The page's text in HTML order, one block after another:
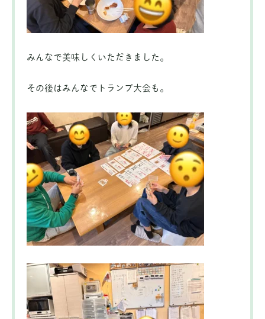
みんなで美味しくいただきました。
その後はみんなでトランプ大会も。